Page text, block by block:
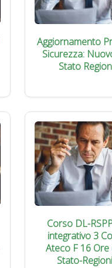
Aggiornamento
Sicurezza:
Stato
Corso DL-
integrativo 3
Ateco F 16
Stato-